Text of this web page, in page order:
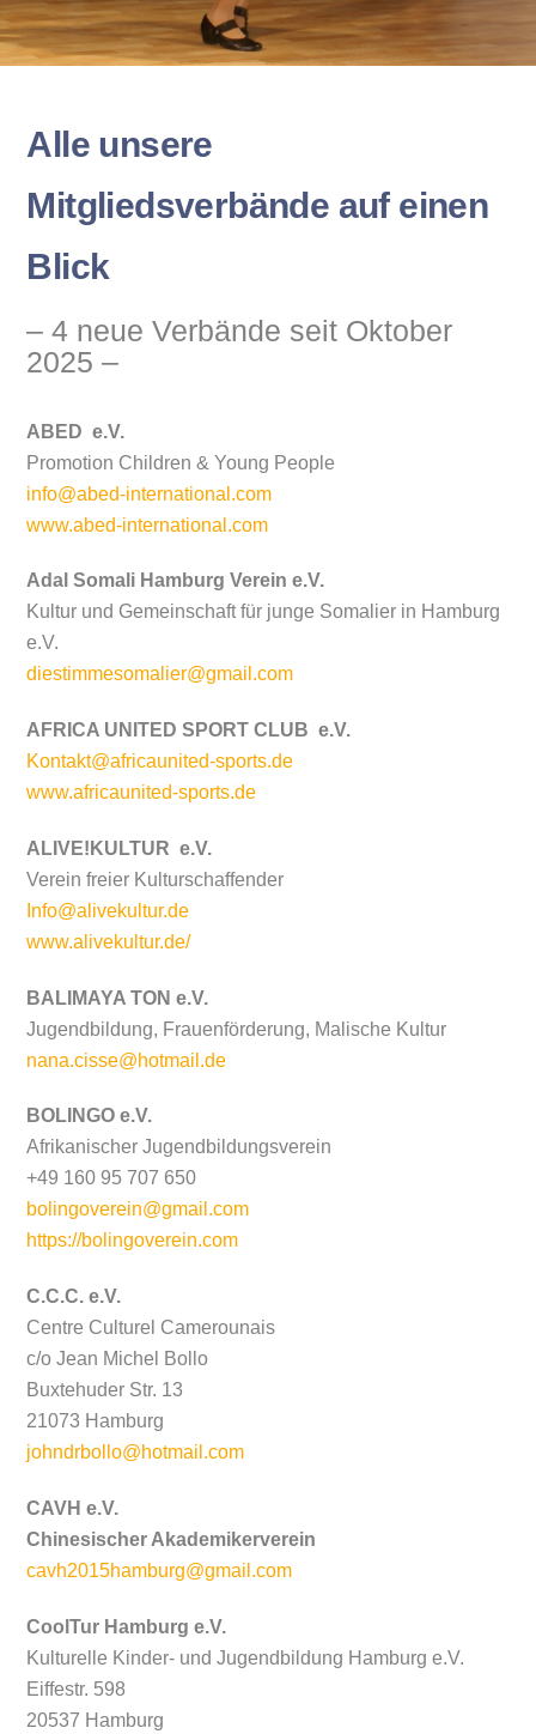
Alle unsere
Mitgliedsverbände auf einen
Blick
– 4 neue Verbände seit Oktober
2025 –
ABED e.V.
Promotion Children & Young People
info@abed-international.com
www.abed-international.com
Adal Somali Hamburg Verein e.V.
Kultur und Gemeinschaft für junge Somalier in Hamburg
e.V.
diestimmesomalier@gmail.com
AFRICA UNITED SPORT CLUB e.V.
Kontakt@africaunited-sports.de
www.africaunited-sports.de
ALIVE!KULTUR e.V.
Verein freier Kulturschaffender
Info@alivekultur.de
www.alivekultur.de/
BALIMAYA TON e.V.
Jugendbildung, Frauenförderung, Malische Kultur
nana.cisse@hotmail.de
BOLINGO e.V.
Afrikanischer Jugendbildungsverein
+49 160 95 707 650
bolingoverein@gmail.com
https://bolingoverein.com
C.C.C. e.V.
Centre Culturel Camerounais
c/o Jean Michel Bollo
Buxtehuder Str. 13
21073 Hamburg
johndrbollo@hotmail.com
CAVH e.V.
Chinesischer Akademikerverein
cavh2015hamburg@gmail.com
CoolTur Hamburg e.V.
Kulturelle Kinder- und Jugendbildung Hamburg e.V.
Eiffestr. 598
20537 Hamburg